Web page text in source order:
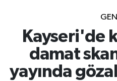
Kayseri'de
damat
yayında